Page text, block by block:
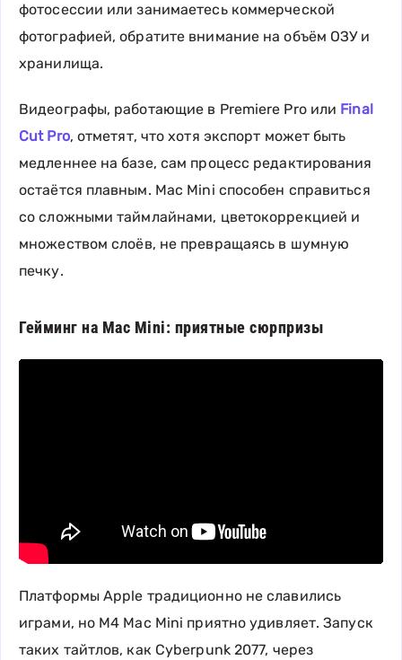
фотосессии или занимаетесь коммерческой
фотографией, обратите внимание на объём ОЗУ и
хранилища.
Видеографы, работающие в Premiere Pro или Final
Cut Pro, отметят, что хотя экспорт может быть
медленнее на базе, сам процесс редактирования
остаётся плавным. Mac Mini способен справиться
со сложными таймлайнами, цветокоррекцией и
множеством слоёв, не превращаясь в шумную
печку.
Гейминг на Mac Mini: приятные сюрпризы
Платформы Apple традиционно не славились
играми, но M4 Mac Mini приятно удивляет. Запуск
таких тайтлов, как Cyberpunk 2077, через